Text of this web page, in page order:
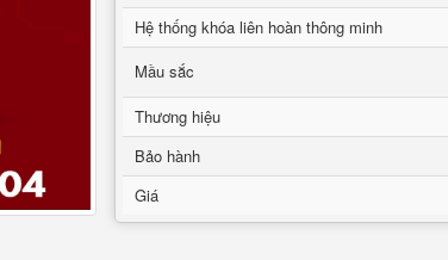
Hệ thống khóa liên hoàn thông minh
Mầu sắc
Thương hiệu
Bảo hành
Giá